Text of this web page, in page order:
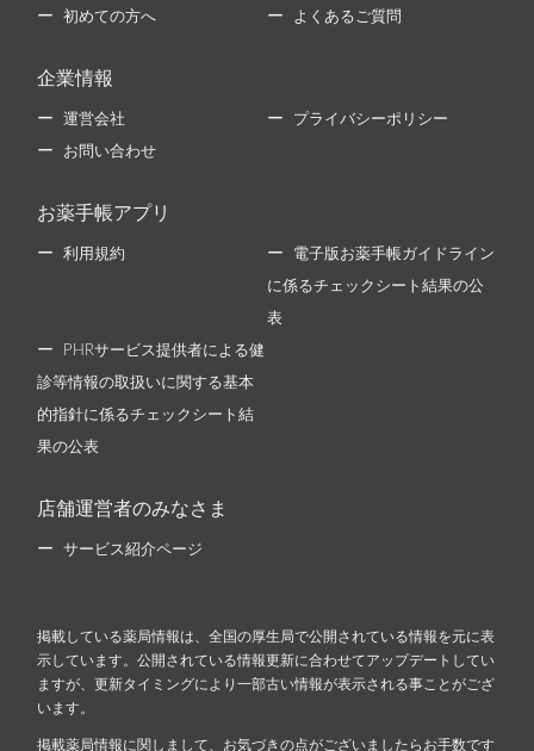
初めての方へ よくあるご質問
企業情報
運営会社 プライバシーポリシー
お問い合わせ
お薬手帳アプリ
利用規約 電子版お薬手帳ガイドライン
に係るチェックシート結果の公
表
PHRサービス提供者による健
診等情報の取扱いに関する基本
的指針に係るチェックシート結
果の公表
店舗運営者のみなさま
サービス紹介ページ
掲載している薬局情報は、全国の厚生局で公開されている情報を元に表
示しています。公開されている情報更新に合わせてアップデートしてい
ますが、更新タイミングにより一部古い情報が表示される事ことがござ
います。
掲載薬局情報に関しまして、お気づきの点がございましたらお手数です